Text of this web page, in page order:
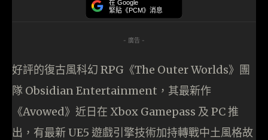
在 Google
緊貼《PCM》消息
- 廣告 -
好評的復古風科幻 RPG《The Outer Worlds》團
隊 Obsidian Entertainment，其最新作
《Avowed》近日在 Xbox Gamepass 及 PC 推
出，有最新 UE5 遊戲引擎技術加持轉戰中土風格故